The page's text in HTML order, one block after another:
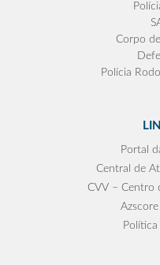
Corpo
Polícia
Portal
Central de
CVV – Centro